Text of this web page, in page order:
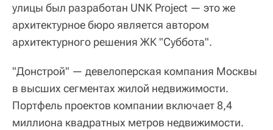
улицы был разработан UNK Project — это же
архитектурное бюро является автором
архитектурного решения ЖК "Суббота".
"Донстрой" — девелоперская компания Москвы
в высших сегментах жилой недвижимости.
Портфель проектов компании включает 8,4
миллиона квадратных метров недвижимости.